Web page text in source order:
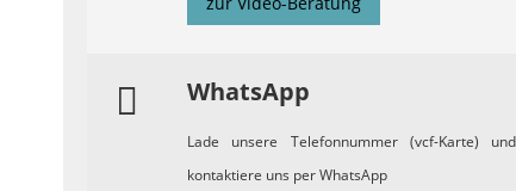
WhatsApp
Lade unsere Telefonnummer (vcf-Karte) und
kontaktiere uns per WhatsApp